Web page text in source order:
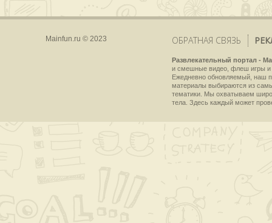
Mainfun.ru © 2023 ОБРАТНАЯ СВЯЗЬ
Развлекательный портал -
и смешные видео, флеш игры и
Ежедневно обновляемый, наш
материалы выбираются из
тематики. Мы охватываем
тела. Здесь каждый может